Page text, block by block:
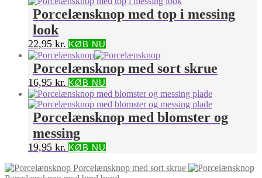
Porcelænsknop med top i messing
look
22,95 kr. KØB NU
Porcelænsknop med sort skrue
16,95 kr. KØB NU
Porcelænsknop med blomster og
messing
19,95 kr. KØB NU
Porcelænsknop med sort skrue